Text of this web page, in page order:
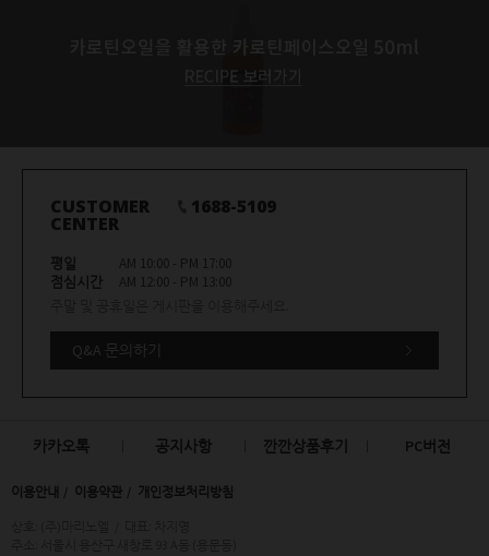
CUSTOMER
CENTER
1688-5109
평일
AM 10:00 - PM 17:00
점심시간
AM 12:00 - PM 13:00
Q&A 문의하기
카카오톡 공지사항 깐깐상품후기 PC버전
이용안내 이용약관 개인정보처리방침